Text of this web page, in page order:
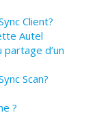
Client?
Autel
d’un
Scan?
?